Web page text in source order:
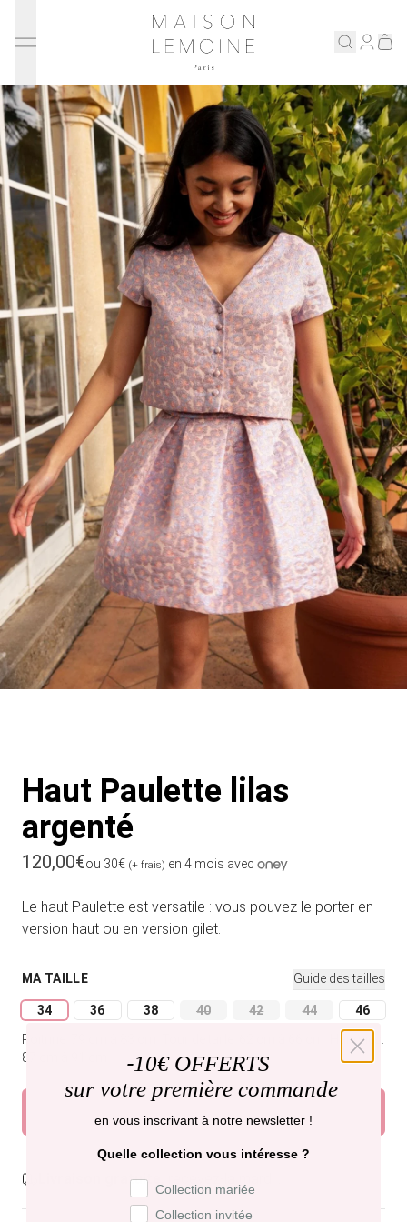
Eshop
Notre maison
Prenons rendez-vous
ENGLISH
Maison Lemoine
Haut Paulette lilas
argenté
Prix habituel
120,00€ou 30€ (+ frais) en 4 mois avec
Le haut Paulette est versatile : vous pouvez le porter en
version haut ou en version gilet.
MA TAILLE Guide des tailles
34
Variante épuisée ou indisponible
36
Variante épuisée ou indisponible
38
Variante épuisée ou indisponible
40
Variante épuisée ou indisponible
42
Variante épuisée ou
44
Variante
46
Poitrine: 79 cm à 83 cm.
Hanches:
87 cm à 91 cm.
Ajouter au panier
Livraison gratuite,
-10€ OFFERTS
sur votre première commande
en vous inscrivant à notre newsletter !
Quelle collection vous intéresse ?
Préférence de collection
Collection mariée
Collection invitée